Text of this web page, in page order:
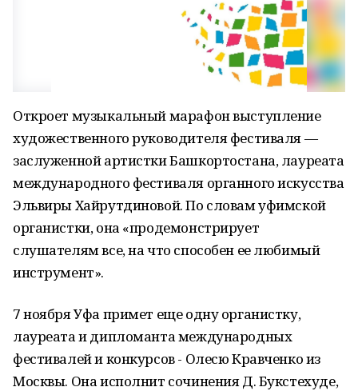
Откроет музыкальный марафон выступление
художественного руководителя фестиваля —
заслуженной артистки Башкортостана, лауреата
международного фестиваля органного искусства
Эльвиры Хайрутдиновой. По словам уфимской
органистки, она «продемонстрирует
слушателям все, на что способен ее любимый
инструмент».
7 ноября Уфа примет еще одну органистку,
лауреата и дипломанта международных
фестивалей и конкурсов - Олесю Кравченко из
Москвы. Она исполнит сочинения Д. Букстехуде,